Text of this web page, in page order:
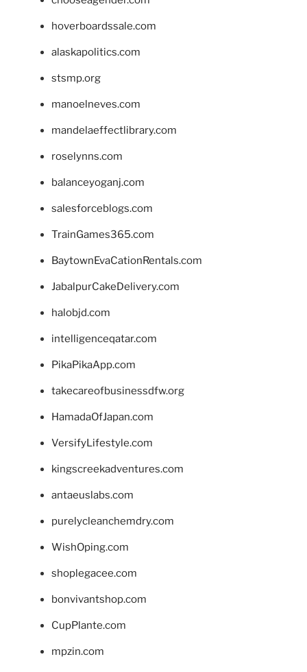
hoverboardssale.com
alaskapolitics.com
stsmp.org
manoelneves.com
mandelaeffectlibrary.com
roselynns.com
balanceyoganj.com
salesforceblogs.com
TrainGames365.com
BaytownEvaCationRentals.com
JabalpurCakeDelivery.com
halobjd.com
intelligenceqatar.com
PikaPikaApp.com
takecareofbusinessdfw.org
HamadaOfJapan.com
VersifyLifestyle.com
kingscreekadventures.com
antaeuslabs.com
purelycleanchemdry.com
WishOping.com
shoplegacee.com
bonvivantshop.com
CupPlante.com
mpzin.com